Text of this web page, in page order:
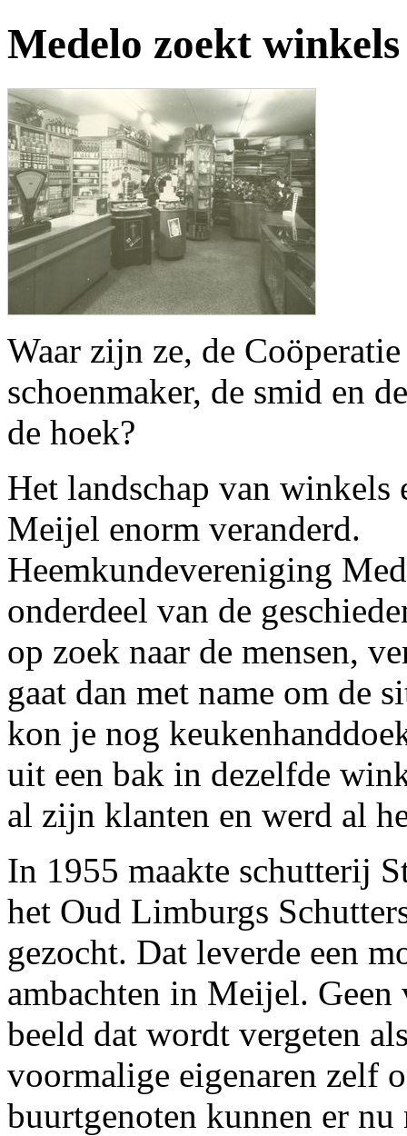
Medelo zoekt
Waar zijn ze, de
schoenmaker, de smid en
de hoek?
Het landschap van winkels
Meijel enorm veranderd.
Heemkundevereniging
onderdeel van de
op zoek naar de mensen,
gaat dan met name om de
kon je nog
uit een bak in dezelfde
al zijn klanten en werd al
In 1955 maakte schutterij
het Oud Limburgs
gezocht. Dat leverde een
ambachten in Meijel.
beeld dat wordt vergeten
voormalige eigenaren zelf
buurtgenoten kunnen er